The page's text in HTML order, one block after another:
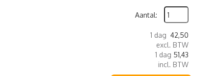
Aantal:
1 dag 42,50
excl. BTW
1 dag 51,43
incl. BTW